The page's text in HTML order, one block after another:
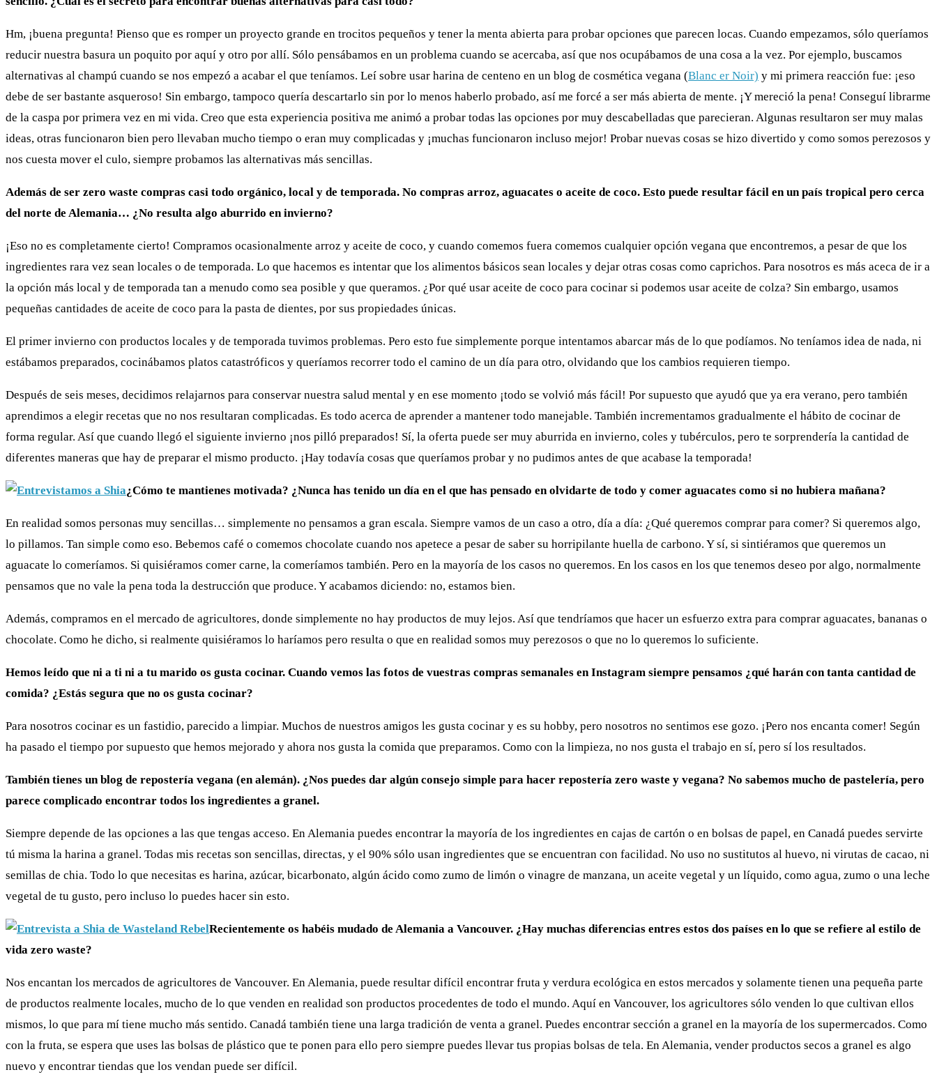
Hm, ¡buena pregunta! Pienso que es romper un proyecto grande en trocitos pequeños y tener la menta abierta para probar opciones que parecen locas. Cuando empezamos, sólo queríamos
reducir nuestra basura un poquito por aquí y otro por allí. Sólo pensábamos en un problema cuando se acercaba, así que nos ocupábamos de una cosa a la vez. Por ejemplo, buscamos
alternativas al champú cuando se nos empezó a acabar el que teníamos. Leí sobre usar harina de centeno en un blog de cosmética vegana (Blanc er Noir) y mi primera reacción fue: ¡eso
debe de ser bastante asqueroso! Sin embargo, tampoco quería descartarlo sin por lo menos haberlo probado, así me forcé a ser más abierta de mente. ¡Y mereció la pena! Conseguí librarme
de la caspa por primera vez en mi vida. Creo que esta experiencia positiva me animó a probar todas las opciones por muy descabelladas que parecieran. Algunas resultaron ser muy malas
ideas, otras funcionaron bien pero llevaban mucho tiempo o eran muy complicadas y ¡muchas funcionaron incluso mejor! Probar nuevas cosas se hizo divertido y como somos perezosos y
nos cuesta mover el culo, siempre probamos las alternativas más sencillas.
Además de ser zero waste compras casi todo orgánico, local y de temporada. No compras arroz, aguacates o aceite de coco. Esto puede resultar fácil en un país tropical pero cerca
del norte de Alemania… ¿No resulta algo aburrido en invierno?
¡Eso no es completamente cierto! Compramos ocasionalmente arroz y aceite de coco, y cuando comemos fuera comemos cualquier opción vegana que encontremos, a pesar de que los
ingredientes rara vez sean locales o de temporada. Lo que hacemos es intentar que los alimentos básicos sean locales y dejar otras cosas como caprichos. Para nosotros es más aceca de ir a
la opción más local y de temporada tan a menudo como sea posible y que queramos. ¿Por qué usar aceite de coco para cocinar si podemos usar aceite de colza? Sin embargo, usamos
pequeñas cantidades de aceite de coco para la pasta de dientes, por sus propiedades únicas.
El primer invierno con productos locales y de temporada tuvimos problemas. Pero esto fue simplemente porque intentamos abarcar más de lo que podíamos. No teníamos idea de nada, ni
estábamos preparados, cocinábamos platos catastróficos y queríamos recorrer todo el camino de un día para otro, olvidando que los cambios requieren tiempo.
Después de seis meses, decidimos relajarnos para conservar nuestra salud mental y en ese momento ¡todo se volvió más fácil! Por supuesto que ayudó que ya era verano, pero también
aprendimos a elegir recetas que no nos resultaran complicadas. Es todo acerca de aprender a mantener todo manejable. También incrementamos gradualmente el hábito de cocinar de
forma regular. Así que cuando llegó el siguiente invierno ¡nos pilló preparados! Sí, la oferta puede ser muy aburrida en invierno, coles y tubérculos, pero te sorprendería la cantidad de
diferentes maneras que hay de preparar el mismo producto. ¡Hay todavía cosas que queríamos probar y no pudimos antes de que acabase la temporada!
¿Cómo te mantienes motivada? ¿Nunca has tenido un día en el que has pensado en olvidarte de todo y comer aguacates como si no hubiera mañana?
En realidad somos personas muy sencillas… simplemente no pensamos a gran escala. Siempre vamos de un caso a otro, día a día: ¿Qué queremos comprar para comer? Si queremos algo,
lo pillamos. Tan simple como eso. Bebemos café o comemos chocolate cuando nos apetece a pesar de saber su horripilante huella de carbono. Y sí, si sintiéramos que queremos un
aguacate lo comeríamos. Si quisiéramos comer carne, la comeríamos también. Pero en la mayoría de los casos no queremos. En los casos en los que tenemos deseo por algo, normalmente
pensamos que no vale la pena toda la destrucción que produce. Y acabamos diciendo: no, estamos bien.
Además, compramos en el mercado de agricultores, donde simplemente no hay productos de muy lejos. Así que tendríamos que hacer un esfuerzo extra para comprar aguacates, bananas o
chocolate. Como he dicho, si realmente quisiéramos lo haríamos pero resulta o que en realidad somos muy perezosos o que no lo queremos lo suficiente.
Hemos leído que ni a ti ni a tu marido os gusta cocinar. Cuando vemos las fotos de vuestras compras semanales en Instagram siempre pensamos ¿qué harán con tanta cantidad de
comida? ¿Estás segura que no os gusta cocinar?
Para nosotros cocinar es un fastidio, parecido a limpiar. Muchos de nuestros amigos les gusta cocinar y es su hobby, pero nosotros no sentimos ese gozo. ¡Pero nos encanta comer! Según
ha pasado el tiempo por supuesto que hemos mejorado y ahora nos gusta la comida que preparamos. Como con la limpieza, no nos gusta el trabajo en sí, pero sí los resultados.
También tienes un blog de repostería vegana (en alemán). ¿Nos puedes dar algún consejo simple para hacer repostería zero waste y vegana? No sabemos mucho de pastelería, pero
parece complicado encontrar todos los ingredientes a granel.
Siempre depende de las opciones a las que tengas acceso. En Alemania puedes encontrar la mayoría de los ingredientes en cajas de cartón o en bolsas de papel, en Canadá puedes servirte
tú misma la harina a granel. Todas mis recetas son sencillas, directas, y el 90% sólo usan ingredientes que se encuentran con facilidad. No uso no sustitutos al huevo, ni virutas de cacao, ni
semillas de chia. Todo lo que necesitas es harina, azúcar, bicarbonato, algún ácido como zumo de limón o vinagre de manzana, un aceite vegetal y un líquido, como agua, zumo o una leche
vegetal de tu gusto, pero incluso lo puedes hacer sin esto.
Recientemente os habéis mudado de Alemania a Vancouver. ¿Hay muchas diferencias entres estos dos países en lo que se refiere al estilo de
vida zero waste?
Nos encantan los mercados de agricultores de Vancouver. En Alemania, puede resultar difícil encontrar fruta y verdura ecológica en estos mercados y solamente tienen una pequeña parte
de productos realmente locales, mucho de lo que venden en realidad son productos procedentes de todo el mundo. Aquí en Vancouver, los agricultores sólo venden lo que cultivan ellos
mismos, lo que para mí tiene mucho más sentido. Canadá también tiene una larga tradición de venta a granel. Puedes encontrar sección a granel en la mayoría de los supermercados. Como
con la fruta, se espera que uses las bolsas de plástico que te ponen para ello pero siempre puedes llevar tus propias bolsas de tela. En Alemania, vender productos secos a granel es algo
nuevo y encontrar tiendas que los vendan puede ser difícil.